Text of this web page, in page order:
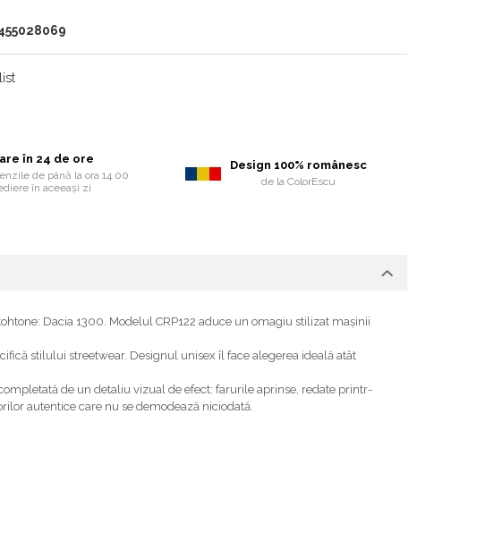
în 24 de ore
de până la ora 14.00
în aceeași zi
Design 100% românesc
de la ColorEscu
Dacia 1300. Modelul CRP122 aduce un omagiu stilizat mașinii
stilului streetwear. Designul unisex îl face alegerea ideală atât
de un detaliu vizual de efect: farurile aprinse, redate printr-
autentice care nu se demodează niciodată.